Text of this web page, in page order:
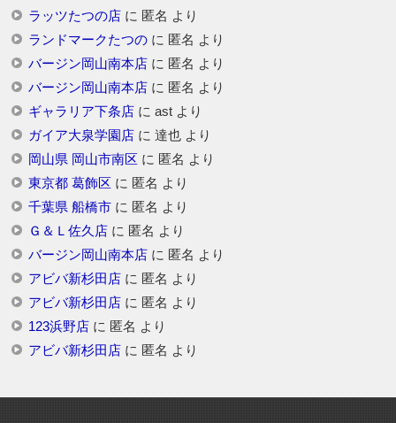
ラッツたつの店に 匿名 より
ランドマークたつのに 匿名 より
バージン岡山南本店に 匿名 より
バージン岡山南本店に 匿名 より
ギャラリア下条店に astより
ガイア大泉学園店に 達也より
岡山県 岡山市南区 に 匿名 より
東京都 葛飾区 に 匿名 より
千葉県 船橋市に 匿名 より
Ｇ＆Ｌ佐久店に 匿名 より
バージン岡山南本店に 匿名 より
アビバ新杉田店に 匿名 より
アビバ新杉田店に 匿名 より
123浜野店に 匿名 より
アビバ新杉田店に 匿名 より